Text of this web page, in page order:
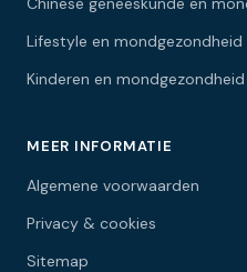
Lifestyle en mondgezondheid
Kinderen en mondgezondheid
MEER INFORMATIE
Algemene voorwaarden
Privacy & cookies
Sitemap